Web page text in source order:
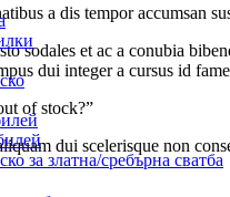
за златна/сребърна сватба
a dis tempor accumsan
sodales et ac a conubia
dui integer a cursus id
of stock?”
dui scelerisque non